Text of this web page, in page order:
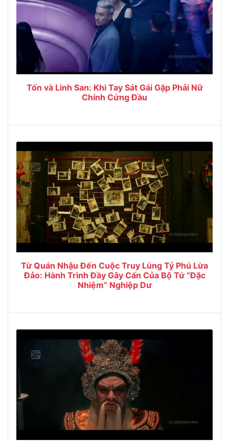
Tốn và Linh San: Khi Tay Sát Gái Gặp Phải Nữ
Chính Cứng Đầu
Từ Quán Nhậu Đến Cuộc Truy Lùng Tỷ Phú Lừa
Đảo: Hành Trình Đầy Gây Cấn Của Bộ Tứ “Đặc
Nhiệm” Nghiệp Dư